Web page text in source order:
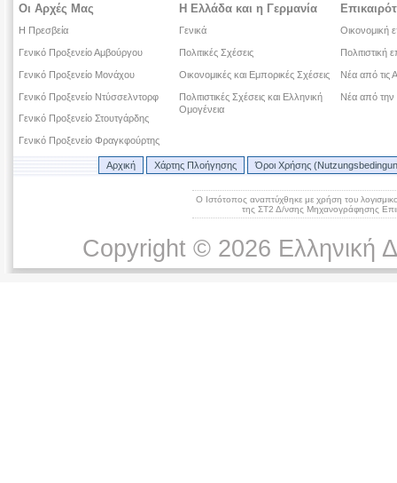
Οι Αρχές Μας
Η Πρεσβεία
Γενικό Προξενείο Αμβούργου
Γενικό Προξενείο Μονάχου
Γενικό Προξενείο Ντύσσελντορφ
Γενικό Προξενείο Στουτγάρδης
Γενικό Προξενείο Φραγκφούρτης
Η Ελλάδα και η Γερμανία
Γενικά
Πολιτικές Σχέσεις
Οικονομικές και Εμπορικές Σχέσεις
Πολιτιστικές Σχέσεις και Ελληνική
Ομογένεια
Οικονομική
Πολιτιστική
Νέα από τις
Νέα από την
Αρχική Χάρτης Πλοήγησης Όροι Χρήσης
Ο Ιστότοπος αναπτύχθηκε με χρήση του
της ΣΤ2 Δ/νσης Μηχανογράφησης
Copyright © 2026 Ελληνική